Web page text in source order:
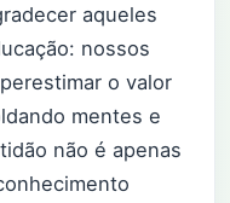
aqueles
nossos
o valor
mentes e
não é apenas